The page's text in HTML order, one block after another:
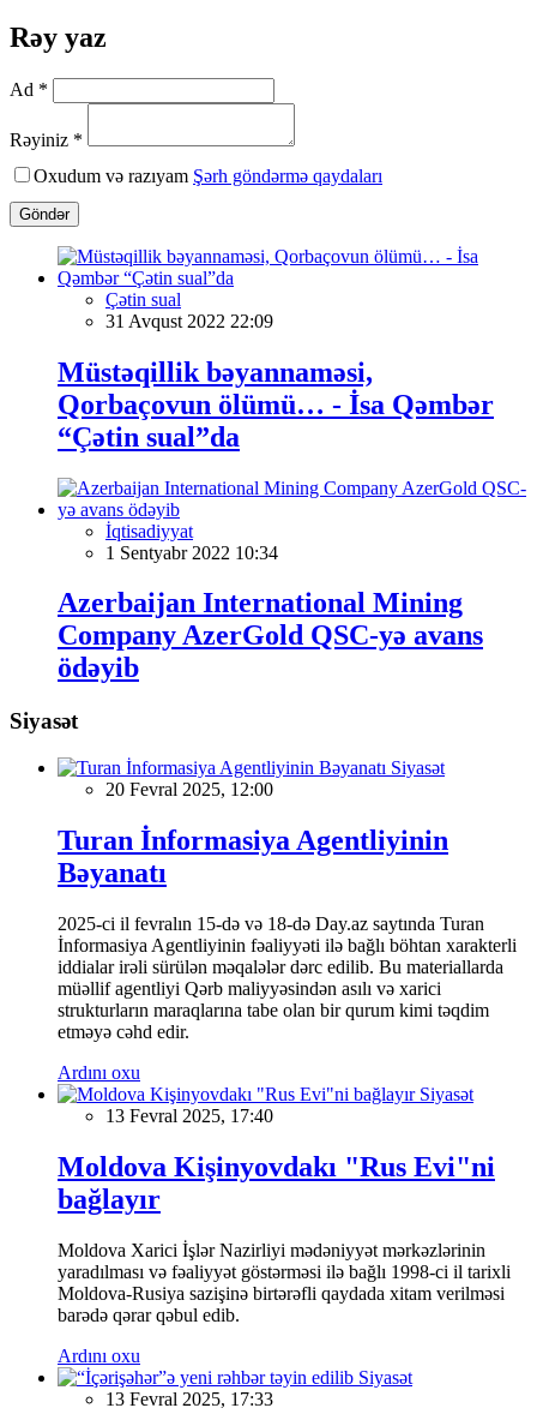
Rəy yaz
Ad *
Rəyiniz *
Oxudum və razıyam Şərh göndərmə qaydaları
Göndər
Çətin sual
31 Avqust 2022 22:09
Müstəqillik bəyannaməsi,
Qorbaçovun ölümü… - İsa Qəmbər
“Çətin sual”da
İqtisadiyyat
1 Sentyabr 2022 10:34
Azerbaijan International Mining
Company AzerGold QSC-yə avans
ödəyib
Siyasət
Siyasət
20 Fevral 2025, 12:00
Turan İnformasiya Agentliyinin
Bəyanatı
2025-ci il fevralın 15-də və 18-də Day.az saytında Turan
İnformasiya Agentliyinin fəaliyyəti ilə bağlı böhtan xarakterli
iddialar irəli sürülən məqalələr dərc edilib. Bu materiallarda
müəllif agentliyi Qərb maliyyəsindən asılı və xarici
strukturların maraqlarına tabe olan bir qurum kimi təqdim
etməyə cəhd edir.
Ardını oxu
Siyasət
13 Fevral 2025, 17:40
Moldova Kişinyovdakı "Rus Evi"ni
bağlayır
Moldova Xarici İşlər Nazirliyi mədəniyyət mərkəzlərinin
yaradılması və fəaliyyət göstərməsi ilə bağlı 1998-ci il tarixli
Moldova-Rusiya sazişinə birtərəfli qaydada xitam verilməsi
barədə qərar qəbul edib.
Ardını oxu
Siyasət
13 Fevral 2025, 17:33